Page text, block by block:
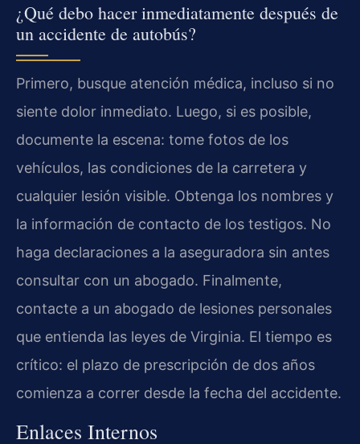
¿Qué debo hacer inmediatamente después de
un accidente de autobús?
Primero, busque atención médica, incluso si no
siente dolor inmediato. Luego, si es posible,
documente la escena: tome fotos de los
vehículos, las condiciones de la carretera y
cualquier lesión visible. Obtenga los nombres y
la información de contacto de los testigos. No
haga declaraciones a la aseguradora sin antes
consultar con un abogado. Finalmente,
contacte a un abogado de lesiones personales
que entienda las leyes de Virginia. El tiempo es
crítico: el plazo de prescripción de dos años
comienza a correr desde la fecha del accidente.
Enlaces Internos